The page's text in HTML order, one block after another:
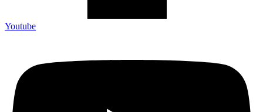
Youtube